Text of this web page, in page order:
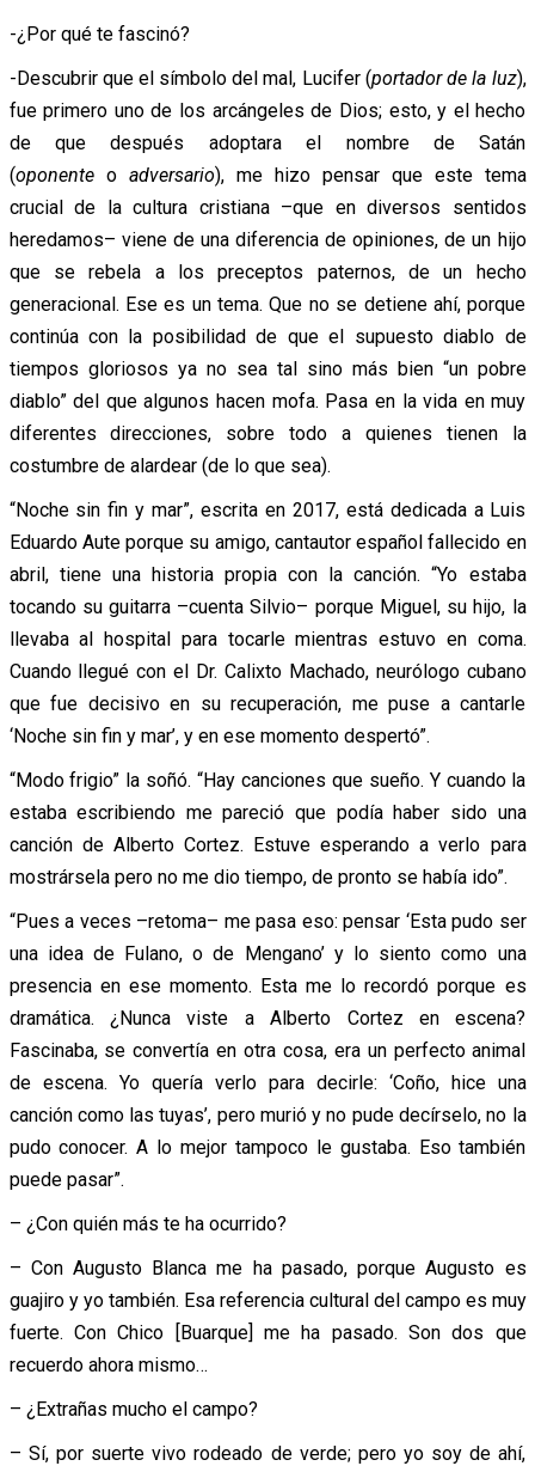
-¿Por qué te fascinó?
-Descubrir que el símbolo del mal, Lucifer (portador de la luz),
fue primero uno de los arcángeles de Dios; esto, y el hecho
de que después adoptara el nombre de Satán
(oponenteo adversario), me hizo pensar que este tema
crucial de la cultura cristiana –que en diversos sentidos
heredamos– viene de una diferencia de opiniones, de un hijo
que se rebela a los preceptos paternos, de un hecho
generacional. Ese es un tema. Que no se detiene ahí, porque
continúa con la posibilidad de que el supuesto diablo de
tiempos gloriosos ya no sea tal sino más bien “un pobre
diablo” del que algunos hacen mofa. Pasa en la vida en muy
diferentes direcciones, sobre todo a quienes tienen la
costumbre de alardear (de lo que sea).
“Noche sin fin y mar”, escrita en 2017, está dedicada a Luis
Eduardo Aute porque su amigo, cantautor español fallecido en
abril, tiene una historia propia con la canción. “Yo estaba
tocando su guitarra –cuenta Silvio– porque Miguel, su hijo, la
llevaba al hospital para tocarle mientras estuvo en coma.
Cuando llegué con el Dr. Calixto Machado, neurólogo cubano
que fue decisivo en su recuperación, me puse a cantarle
‘Noche sin fin y mar’, y en ese momento despertó”.
“Modo frigio” la soñó. “Hay canciones que sueño. Y cuando la
estaba escribiendo me pareció que podía haber sido una
canción de Alberto Cortez. Estuve esperando a verlo para
mostrársela pero no me dio tiempo, de pronto se había ido”.
“Pues a veces –retoma– me pasa eso: pensar ‘Esta pudo ser
una idea de Fulano, o de Mengano’ y lo siento como una
presencia en ese momento. Esta me lo recordó porque es
dramática. ¿Nunca viste a Alberto Cortez en escena?
Fascinaba, se convertía en otra cosa, era un perfecto animal
de escena. Yo quería verlo para decirle: ‘Coño, hice una
canción como las tuyas’, pero murió y no pude decírselo, no la
pudo conocer. A lo mejor tampoco le gustaba. Eso también
puede pasar”.
– ¿Con quién más te ha ocurrido?
– Con Augusto Blanca me ha pasado, porque Augusto es
guajiro y yo también. Esa referencia cultural del campo es muy
fuerte. Con Chico [Buarque] me ha pasado. Son dos que
recuerdo ahora mismo…
– ¿Extrañas mucho el campo?
– Sí, por suerte vivo rodeado de verde; pero yo soy de ahí,